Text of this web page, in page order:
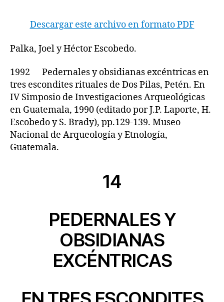
Descargar este archivo en formato PDF
Palka, Joel y Héctor Escobedo.
1992 Pedernales y obsidianas excéntricas en
tres escondites rituales de Dos Pilas, Petén. En
IV Simposio de Investigaciones Arqueológicas
en Guatemala, 1990 (editado por J.P. Laporte, H.
Escobedo y S. Brady), pp.129-139. Museo
Nacional de Arqueología y Etnología,
Guatemala.
14
PEDERNALES Y
OBSIDIANAS
EXCÉNTRICAS